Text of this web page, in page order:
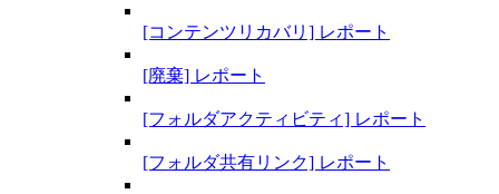
[コンテンツリカバリ] レポート
[廃棄] レポート
[フォルダアクティビティ] レポート
[フォルダ共有リンク] レポート